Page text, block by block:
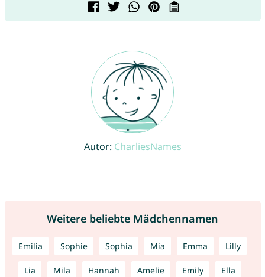
Autor: CharliesNames
Weitere beliebte Mädchennamen
Emilia Sophie Sophia Mia Emma Lilly
Lia Mila Hannah Amelie Emily Ella